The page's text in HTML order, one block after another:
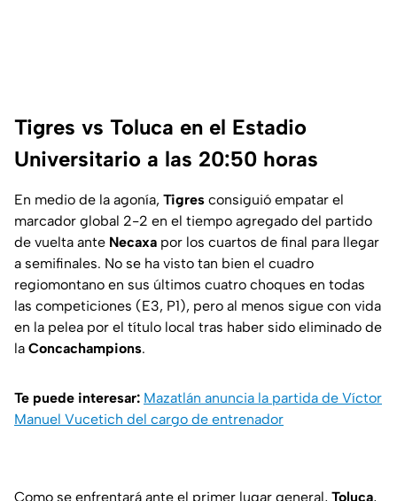
Tigres vs Toluca en el Estadio
Universitario a las 20:50 horas
En medio de la agonía, Tigres consiguió empatar el
marcador global 2-2 en el tiempo agregado del partido
de vuelta ante Necaxa por los cuartos de final para llegar
a semifinales. No se ha visto tan bien el cuadro
regiomontano en sus últimos cuatro choques en todas
las competiciones (E3, P1), pero al menos sigue con vida
en la pelea por el título local tras haber sido eliminado de
la Concachampions.
Te puede interesar: Mazatlán anuncia la partida de Víctor
Manuel Vucetich del cargo de entrenador
Como se enfrentará ante el primer lugar general, Toluca,